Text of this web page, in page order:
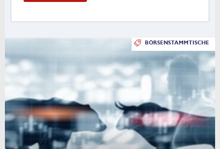
BÖRSENSTAMMTISCHE